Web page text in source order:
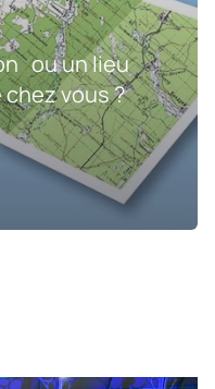
ou un lieu
vous ?